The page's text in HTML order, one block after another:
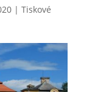
| Tiskové